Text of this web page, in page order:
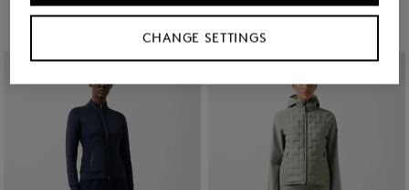
CHANGE SETTINGS